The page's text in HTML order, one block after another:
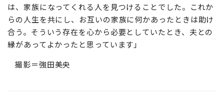
は、家族になってくれる人を見つけることでした。これか
らの人生を共にし、お互いの家族に何かあったときは助け
合う。そういう存在を心から必要としていたとき、夫との
縁があってよかったと思っています」
撮影＝強田美央